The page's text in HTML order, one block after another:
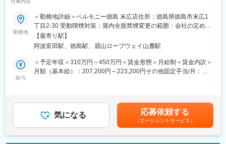
■勤務地：
東京／神奈川／千葉／埼玉／栃木／群馬／大阪／京都／兵庫／滋
賀／愛知／静岡／宮城／福島／富山／新潟／長野／徳島／香川／
└詳細：https://www.tgn.co.jp/wedding/#hallList
仕事内容
たサービスが評価されており、年間約6,500件のご依頼を頂いてお
ります。今回はさらなる事業拡大に向け、経済産業大臣許可事業
の「互助会システム」の提案営業の社員を新たに募集しておりま
す。
■「互助会」とは…
冠婚葬祭互助会は、いずれやってくる結婚式や、お葬式などに備
えて、会費を積み立てていく経済産業省許可事業です。わずかな
お客様のライフプランに合った互助会サービスをご提案し、当社
の葬儀会館や結婚式場、地域のスーパーマーケット等では、定期
的にイベントを開催しており、お客様を誘致するために戸別訪問
勤務地
＜勤務地詳細＞ベルモニー徳島 末広店住所：徳島県徳島市末広1
丁目2-30 受動喫煙対策：屋内全面禁煙変更の範囲：会社の定める
事業所
【最寄り駅】
阿波富田駅、徳島駅、眉山ロープウェイ山麓駅
給与
＜予定年収＞310万円～450万円＜賃金形態＞月給制＜賃金内訳＞
月額（基本給）：207,200円～223,200円その他固定手当/月：
円（前年度実績）■賞与：年2回計3.80ヶ月分（前年度実績）■そ
の他固定手当：調整手当※インセンティブあり賃金はあくまでも目
安の金額であり、選考を通じて上下する可能性があります。月給
(月額)は固定手当を含めた表記です。
気になる 応募依頼する
（エージェントサービス）